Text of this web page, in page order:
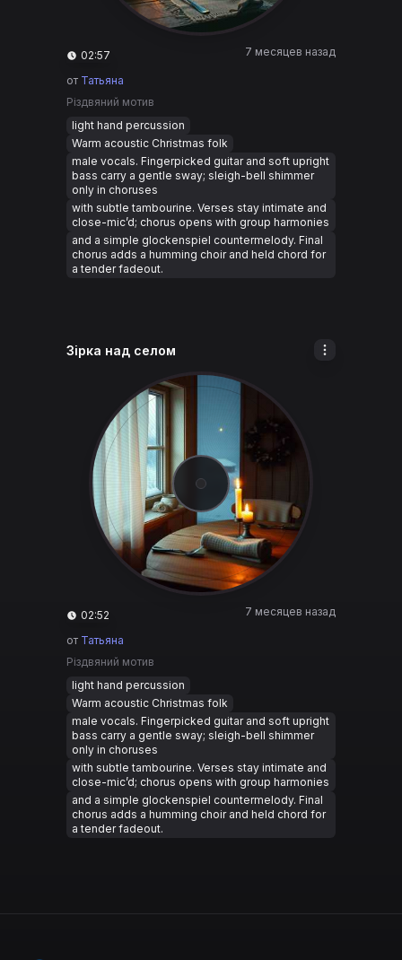
02:57 7 месяцев назад
от Татьяна
Різдвяний мотив
light hand percussion
Warm acoustic Christmas folk
male vocals. Fingerpicked guitar and soft upright
bass carry a gentle sway; sleigh-bell shimmer
only in choruses
with subtle tambourine. Verses stay intimate and
close-mic’d; chorus opens with group harmonies
and a simple glockenspiel countermelody. Final
chorus adds a humming choir and held chord for
a tender fadeout.
Зірка над селом
02:52 7 месяцев назад
от Татьяна
Різдвяний мотив
light hand percussion
Warm acoustic Christmas folk
male vocals. Fingerpicked guitar and soft upright
bass carry a gentle sway; sleigh-bell shimmer
only in choruses
with subtle tambourine. Verses stay intimate and
close-mic’d; chorus opens with group harmonies
and a simple glockenspiel countermelody. Final
chorus adds a humming choir and held chord for
a tender fadeout.